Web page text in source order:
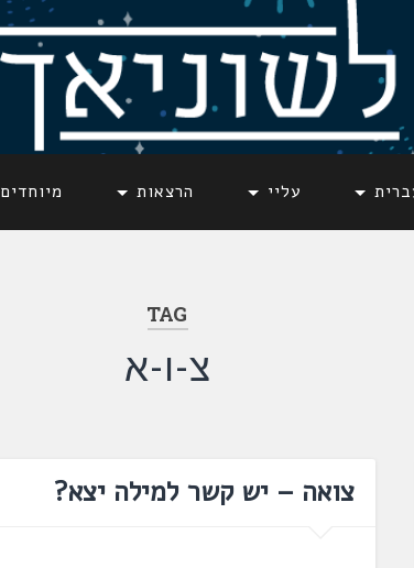
עליי הרצאות מיוחדים
TAG
צ-ו-א
צואה – יש קשר למילה יצא?